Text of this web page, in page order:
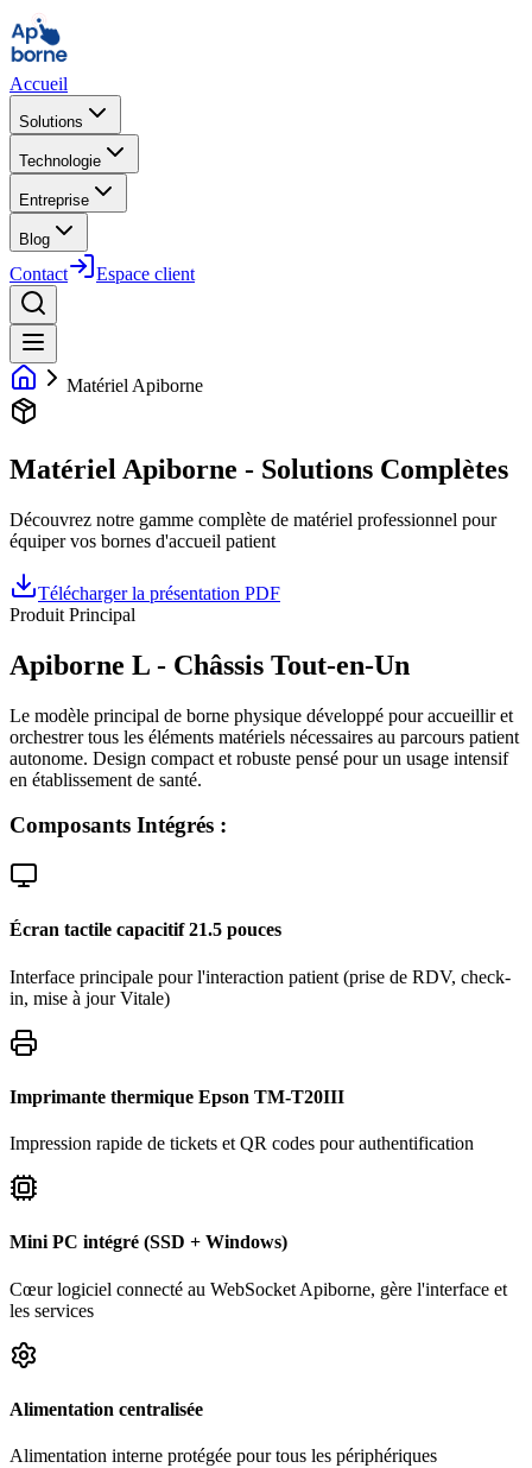
Accueil
Solutions
Technologie
Entreprise
Blog
Contact Espace client
Matériel Apiborne
Matériel Apiborne - Solutions Complètes
Découvrez notre gamme complète de matériel professionnel pour
équiper vos bornes d'accueil patient
Télécharger la présentation PDF
Produit Principal
Apiborne L - Châssis Tout-en-Un
Le modèle principal de borne physique développé pour accueillir et
orchestrer tous les éléments matériels nécessaires au parcours patient
autonome. Design compact et robuste pensé pour un usage intensif
en établissement de santé.
Composants Intégrés :
Écran tactile capacitif 21.5 pouces
Interface principale pour l'interaction patient (prise de RDV, check-
in, mise à jour Vitale)
Imprimante thermique Epson TM-T20III
Impression rapide de tickets et QR codes pour authentification
Mini PC intégré (SSD + Windows)
Cœur logiciel connecté au WebSocket Apiborne, gère l'interface et
les services
Alimentation centralisée
Alimentation interne protégée pour tous les périphériques